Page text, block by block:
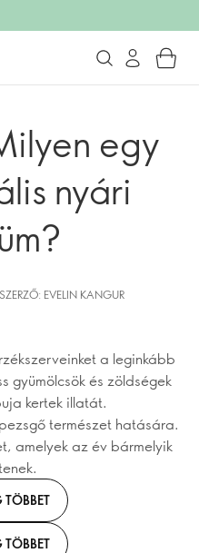
egy
nyári
EVELIN KANGUR
a leginkább
gyümölcsök és zöldségek
kertek illatát.
természet hatására.
amelyek az év bármelyik